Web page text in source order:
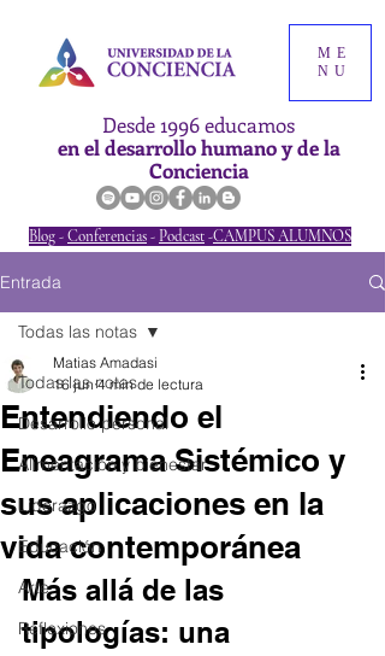
Desde 1996 educamos
en el desarrollo humano y de la
Conciencia
ME
NU
Blog-Conferencias-Podcast-CAMPUS ALUMNOS
Entrada
Todas las notas
Desarrollo personal
Alimentación y bienestar
Liderazgo
Educación
Arte
Reflexiones
Todas las notas
Entendiendo el
Eneagrama Sistémico y
sus aplicaciones en la
vida contemporánea
Matias Amadasi
16 jun 4 min de lectura
Más allá de las
tipologías: una